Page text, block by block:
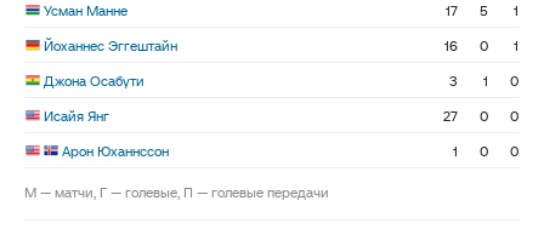
Усман Манне 17 5
1
Йоханнес Эггештайн
16 0
1
Джона Осабути
3 1
0
Исайя Янг
27 0
0
Арон Юханнссон
1 0 0
М — матчи, Г — голевые, П — голевые передачи